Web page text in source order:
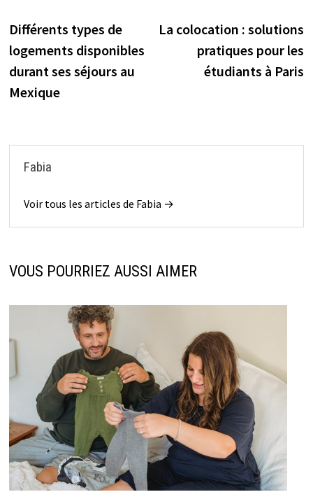
de
l’article
Différents types de
logements disponibles
durant ses séjours au
Mexique
La colocation : solutions
pratiques pour les
étudiants à Paris
Fabia
Voir tous les articles de Fabia →
VOUS POURRIEZ AUSSI AIMER